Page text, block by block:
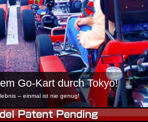
Tokio Bucht
Osaka
Go-Kart durch Tokyo!
– einmal ist nie genug!